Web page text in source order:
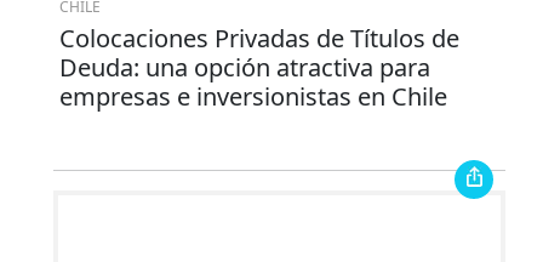
CHILE
Colocaciones Privadas de Títulos de
Deuda: una opción atractiva para
empresas e inversionistas en Chile